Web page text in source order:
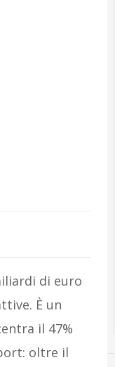
di euro
È un
il 47%
oltre il